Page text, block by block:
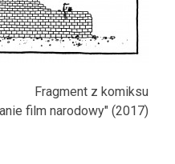
Fragment z komiksu
film narodowy" (2017)